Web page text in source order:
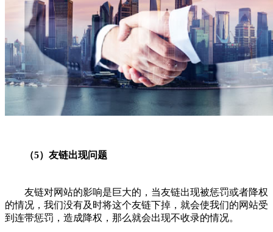
（5）友链出现问题
友链对网站的影响是巨大的，当友链出现被惩罚或者降权
的情况，我们没有及时将这个友链下掉，就会使我们的网站受
到连带惩罚，造成降权，那么就会出现不收录的情况。